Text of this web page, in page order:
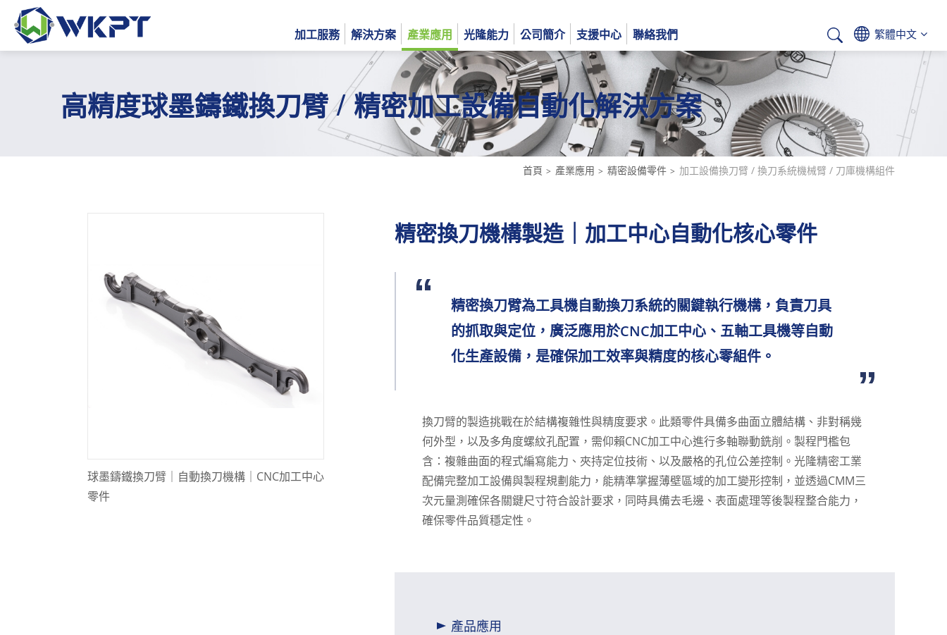
加工服務 解決方案 產業應用 光隆能力 公司簡介 支援中心 聯絡我們 繁體中文
高精度球墨鑄鐵換刀臂 / 精密加工設備自動化解決方案
首頁 產業應用 精密設備零件 加工設備換刀臂 / 換刀系統機械臂 / 刀庫機構組件
球墨鑄鐵換刀臂｜自動換刀機構｜CNC加工中心
零件
精密換刀機構製造｜加工中心自動化核心零件
精密換刀臂為工具機自動換刀系統的關鍵執行機構，負責刀具
的抓取與定位，廣泛應用於CNC加工中心、五軸工具機等自動
化生產設備，是確保加工效率與精度的核心零組件。
換刀臂的製造挑戰在於結構複雜性與精度要求。此類零件具備多曲面立體結構、非對稱幾
何外型，以及多角度螺紋孔配置，需仰賴CNC加工中心進行多軸聯動銑削。製程門檻包
含：複雜曲面的程式編寫能力、夾持定位技術、以及嚴格的孔位公差控制。光隆精密工業
配備完整加工設備與製程規劃能力，能精準掌握薄壁區域的加工變形控制，並透過CMM三
次元量測確保各關鍵尺寸符合設計要求，同時具備去毛邊、表面處理等後製程整合能力，
確保零件品質穩定性。
產品應用
繁體中文 English 日本語 Deutsch
建築機械零件
半導體製程二次配管與客製化組件